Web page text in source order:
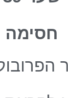
חסימה